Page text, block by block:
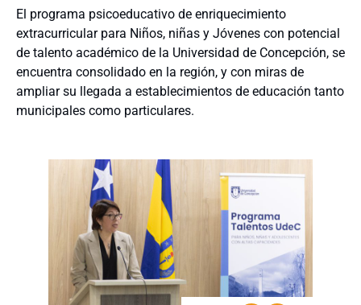
El programa psicoeducativo de enriquecimiento
extracurricular para Niños, niñas y Jóvenes con potencial
de talento académico de la Universidad de Concepción, se
encuentra consolidado en la región, y con miras de
ampliar su llegada a establecimientos de educación tanto
municipales como particulares.